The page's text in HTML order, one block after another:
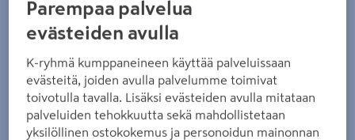
Makita DBO180Z 18V runko
139€/kpl
Lue lisää
255E/2000
Lue lisää
Parempaa palvelua
evästeiden avulla
K-ryhmä kumppaneineen käyttää palveluissaan
evästeitä, joiden avulla palvelumme toimivat
toivotulla tavalla. Lisäksi evästeiden avulla mitataan
palveluiden tehokkuutta sekä mahdollistetaan
yksilöllinen ostokokemus ja personoidun mainonnan